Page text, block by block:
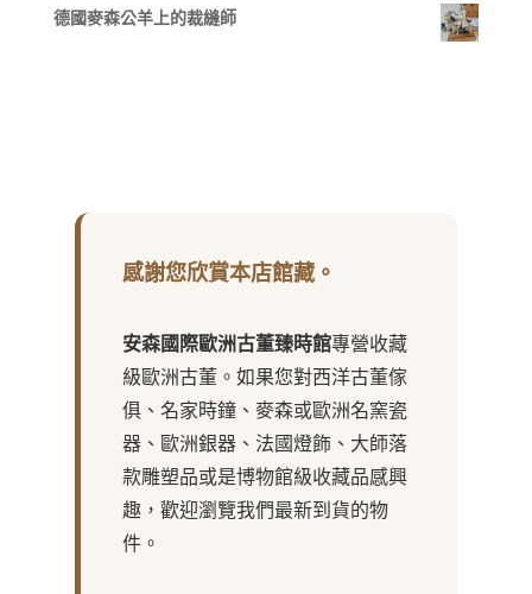
德國麥森公羊上的裁縫師
感謝您欣賞本店館藏。
安森國際歐洲古董臻時館專營收藏
級歐洲古董。如果您對西洋古董傢
俱、名家時鐘、麥森或歐洲名窯瓷
器、歐洲銀器、法國燈飾、大師落
款雕塑品或是博物館級收藏品感興
趣，歡迎瀏覽我們最新到貨的物
件。